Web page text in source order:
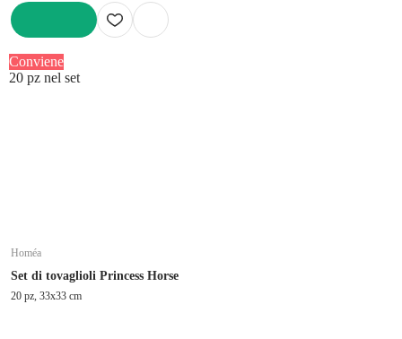
Conviene
20 pz nel set
Homéa
Set di tovaglioli Princess Horse
20 pz, 33x33 cm